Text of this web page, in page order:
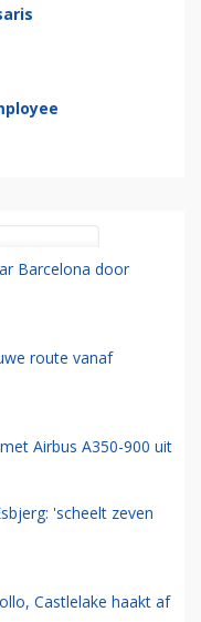
Barcelona door
route vanaf
Airbus A350-900 uit
'scheelt zeven
Castlelake haakt af